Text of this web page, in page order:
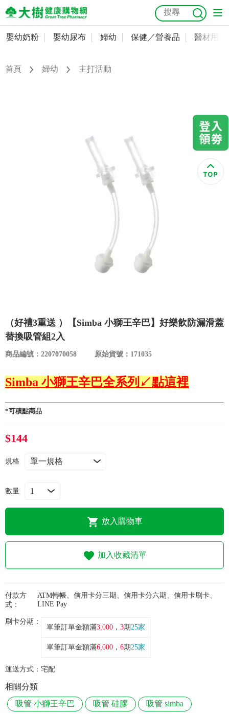
嬰幼奶粉
嬰幼尿布
優惠活動
關於我們
合作提案
購物流程
會員專區
常見問題
折價券、紅利說明
抗菌 尿布 大樹獨家 益生菌
會員資料及密碼修改
常用收件人清單
嬰幼奶粉 嬰幼尿布 婦幼 保健／營養品 醫材用品
首頁 婦幼 主打活動
（好禮3重送 ）【Simba 小獅王辛巴】好樂飲防漏滑蓋
替換吸管組2入
商品編號：2207070058 原始貨號：171035
Simba 小獅王辛巴全系列↙點這裡
*可積點商品
$144
規格
數量
放入購物車
加入收藏清單
付款方
式：
ATM轉帳、信用卡分三期、信用卡分六期、信用卡刷卡、
LINE Pay
刷卡分期：
單筆訂單金額滿3,000 ， 3期25家
單筆訂單金額滿6,000 ， 6期25家
運送方式： 宅配
相關分類
吸管 小獅王辛巴
吸管 硅膠 吸管 simba